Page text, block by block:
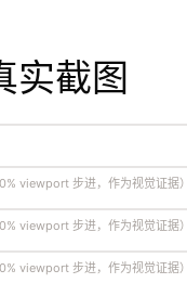
实截图
viewport 步进，作为视觉证据）
viewport 步进，作为视觉证据）
viewport 步进，作为视觉证据）